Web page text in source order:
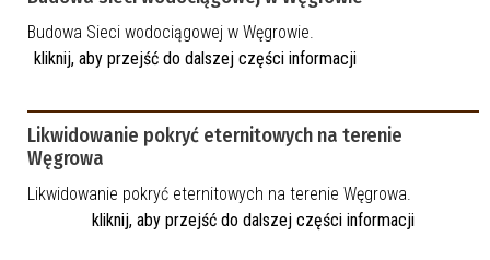
Budowa Sieci wodociągowej w Węgrowie.
kliknij, aby przejść do dalszej części informacji
Likwidowanie pokryć eternitowych na terenie
Węgrowa
Likwidowanie pokryć eternitowych na terenie Węgrowa.
kliknij, aby przejść do dalszej części informacji